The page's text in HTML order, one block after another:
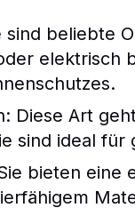
sind beliebte
elektrisch
Diese Art
sind ideal für
bieten eine